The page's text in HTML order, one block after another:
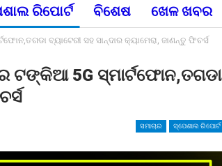
ରିପୋର୍ଟ ବିଶେଷ ଖେଳ ଖବର
ବ୍ୟାଟେରୀ ସହ ସାନ୍ଦାର କ୍ୟାମେରା, ଜାଣନ୍ତୁ ଫିଚର୍ସ
ଟଙ୍କିଆ 5G ସ୍ମାର୍ଟଫୋନ,ତଗଡା
ସମାଚାର ସ୍ପେଶାଲ ରିପୋର୍ଟ